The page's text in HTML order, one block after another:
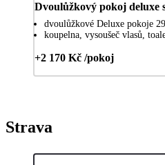
Dvoulůžkový pokoj deluxe
dvoulůžkové Deluxe pokoje
koupelna, vysoušeč vlasů,
+2 170 Kč /pokoj
Strava